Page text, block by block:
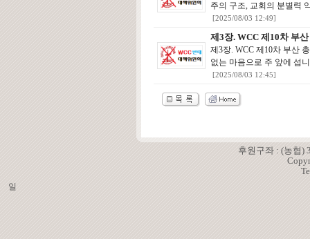
주의 구조, 교회의 분별력
[2025/08/03 12:49]
제3장. WCC 제10차 부
제3장. WCC 제10차 부산
없는 마음으로 주 앞에 섭
[2025/08/03 12:45]
후원구좌 : (농협)
일